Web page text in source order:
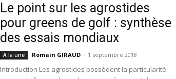
Le point sur les agrostides
pour greens de golf : synthèse
des essais mondiaux
A la une Romain GIRAUD - 1 septembre 2018
Introduction Les agrostides possèdent la particularité